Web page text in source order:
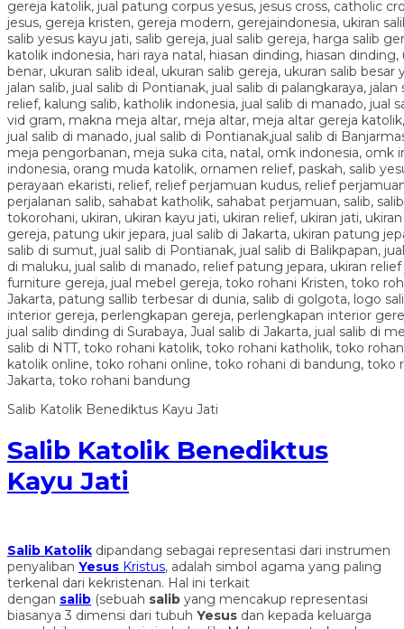
Salib Katolik Benediktus Kayu Jati
Salib Katolik Benediktus
Kayu Jati
Salib Katolik dipandang sebagai representasi dari instrumen
penyaliban Yesus Kristus, adalah simbol agama yang paling
terkenal dari kekristenan. Hal ini terkait
dengan salib (sebuah salib yang mencakup representasi
biasanya 3 dimensi dari tubuh Yesus dan kepada keluarga